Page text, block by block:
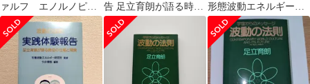
ァルフ エノルノピン
波動調整 足立育朗
告 足立育朗が語る時空
の仕組と現実
形態波動エネルギー研
究所 波動の法則 実践体
験報告 足立育朗が語る
時空の仕組と現実